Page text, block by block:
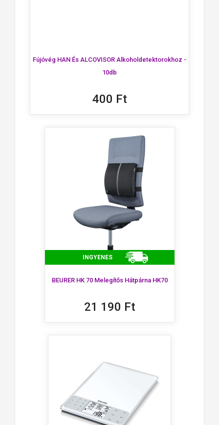
Fújóvég HAN És ALCOVISOR Alkoholdetektorokhoz -
10db
400 Ft
INGYENES
BEURER HK 70 Melegítős Hátpárna HK70
21 190 Ft